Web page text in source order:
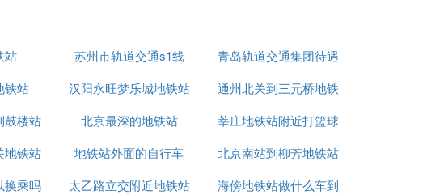
有所下降，但总体上仍高于一般企业包括机关事业单
班工作。
聘岗位职业健康规范标准。
站 苏州市轨道交通s1线
青岛轨道交通集团待遇
怎么样
铁站 汉阳永旺梦乐城地铁站
通州北关到三元桥地铁
站
鼓楼站 北京最深的地铁站
莘庄地铁站附近打篮球
的地方
地铁站 地铁站外面的自行车
北京南站到柳芳地铁站
换乘吗 太乙路立交附近地铁站
海傍地铁站做什么车到